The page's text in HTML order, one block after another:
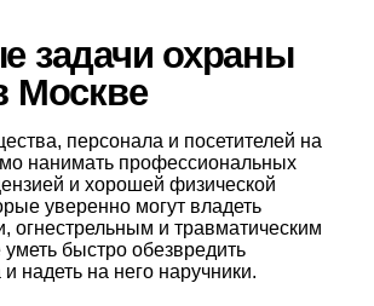
задачи охраны
Москве
персонала и посетителей на
нанимать профессиональных
и хорошей физической
уверенно могут владеть
огнестрельным и травматическим
быстро обезвредить
надеть на него наручники.